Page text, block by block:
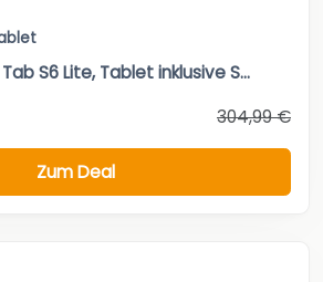
S6 Lite, Tablet inklusive S...
304,99 €
Zum Deal